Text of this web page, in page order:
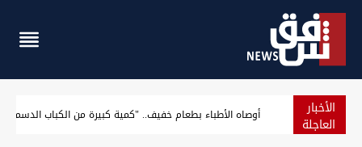
الأخبار
العاجلة كشف تفاصيل عملية أمنية أطاحت بمسؤولين في ذي قار